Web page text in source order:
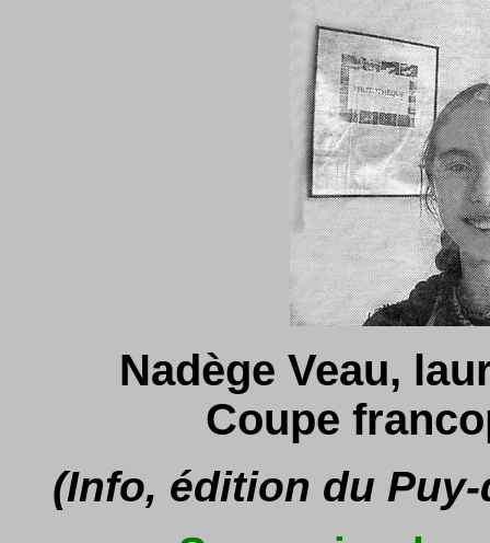
Nadège Veau,
Coupe
(Info, édition du Puy-